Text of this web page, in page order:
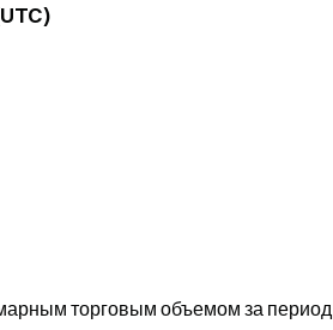
торговым объемом за период